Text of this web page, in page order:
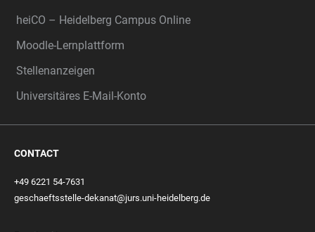
heiCO – Heidelberg Campus Online
Moodle-Lernplattform
Stellenanzeigen
Universitäres E-Mail-Konto
CONTACT
+49 6221 54-7631
geschaeftsstelle-dekanat@jurs.uni-heidelberg.de